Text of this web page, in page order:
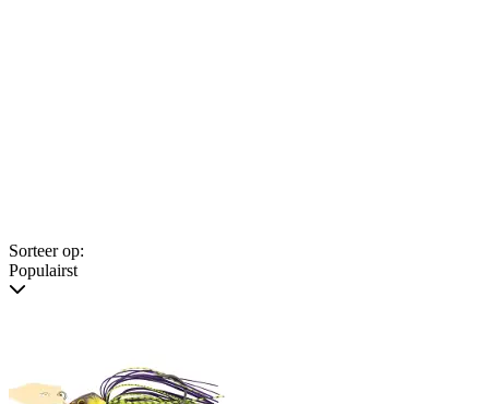
Sorteer op:
Populairst